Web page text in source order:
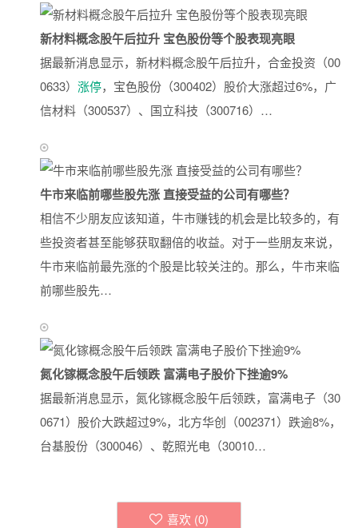
新材料概念股午后拉升 宝色股份等个股表现亮眼
据最新消息显示，新材料概念股午后拉升，合金投资（00
0633） 涨停，宝色股份（300402）股价大涨超过6%，广
信材料（300537）、国立科技（300716）…
牛市来临前哪些股先涨 直接受益的公司有哪些？
相信不少朋友应该知道，牛市赚钱的机会是比较多的，有
些投资者甚至能够获取翻倍的收益。对于一些朋友来说，
牛市来临前最先涨的个股是比较关注的。那么，牛市来临
前哪些股先…
氮化镓概念股午后领跌 富满电子股价下挫逾9%
据最新消息显示，氮化镓概念股午后领跌，富满电子（30
0671）股价大跌超过9%，北方华创（002371）跌逾8%，
台基股份（300046）、乾照光电（30010…
喜欢 (0)